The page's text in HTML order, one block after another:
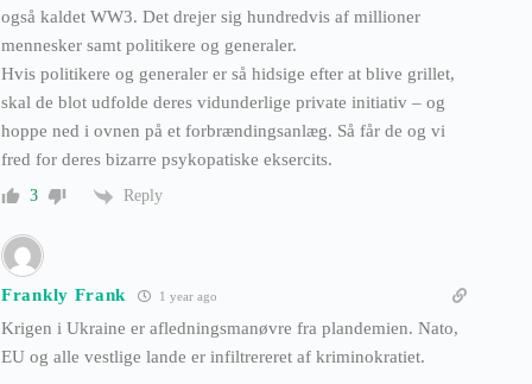
også kaldet WW3. Det drejer sig hundredvis af millioner
mennesker samt politikere og generaler.
Hvis politikere og generaler er så hidsige efter at blive grillet,
skal de blot udfolde deres vidunderlige private initiativ – og
hoppe ned i ovnen på et forbrændingsanlæg. Så får de og vi
fred for deres bizarre psykopatiske eksercits.
3 Reply
Frankly Frank 1 year ago
Krigen i Ukraine er afledningsmanøvre fra plandemien. Nato,
EU og alle vestlige lande er infiltrereret af kriminokratiet.